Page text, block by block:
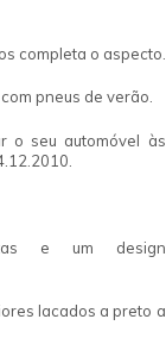
completa o aspecto.
pneus de verão.
o seu automóvel às
e um design
lacados a preto a